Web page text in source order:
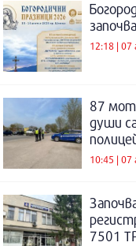
12:18 | 07
87
души
10:45 | 07
7501